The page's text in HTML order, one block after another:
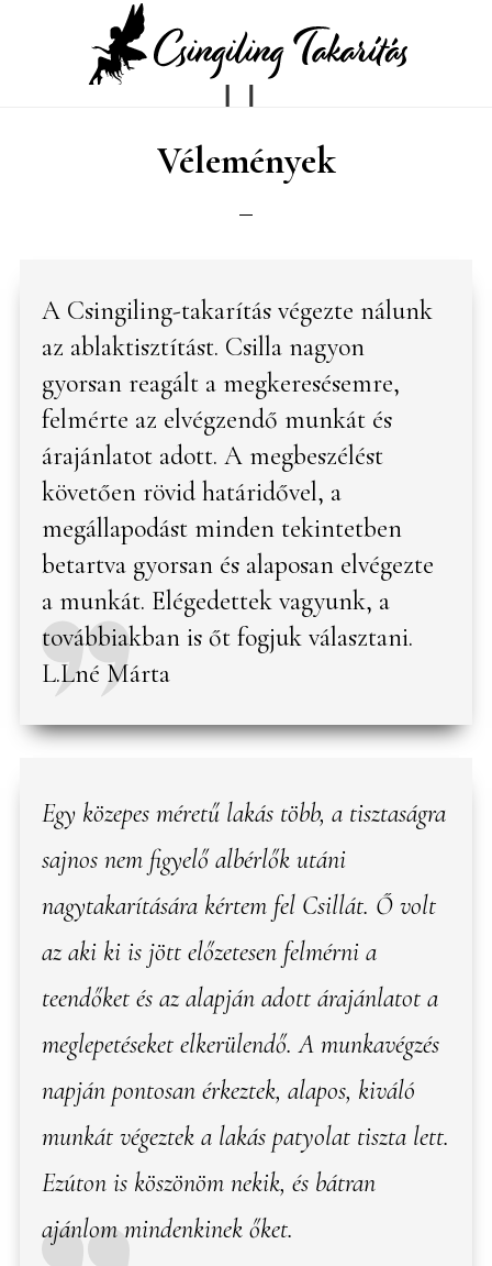
Vélemények
A Csingiling-takarítás végezte nálunk
az ablaktisztítást. Csilla nagyon
gyorsan reagált a megkeresésemre,
felmérte az elvégzendő munkát és
árajánlatot adott. A megbeszélést
követően rövid határidővel, a
megállapodást minden tekintetben
betartva gyorsan és alaposan elvégezte
a munkát. Elégedettek vagyunk, a
továbbiakban is őt fogjuk választani.
L.Lné Márta
Egy közepes méretű lakás több, a tisztaságra
sajnos nem figyelő albérlők utáni
nagytakarítására kértem fel Csillát. Ő volt
az aki ki is jött előzetesen felmérni a
teendőket és az alapján adott árajánlatot a
meglepetéseket elkerülendő. A munkavégzés
napján pontosan érkeztek, alapos, kiváló
munkát végeztek a lakás patyolat tiszta lett.
Ezúton is köszönöm nekik, és bátran
ajánlom mindenkinek őket.